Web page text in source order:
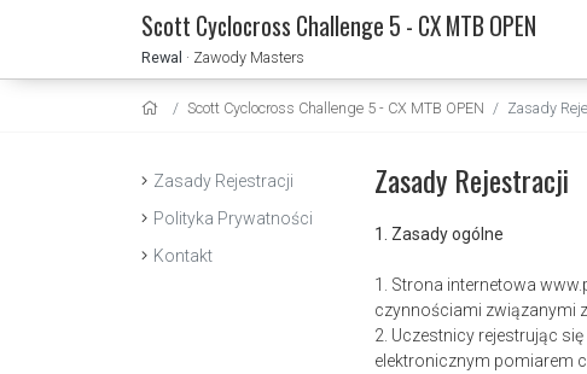
Scott Cyclocross Challenge 5 - CX MTB OPEN
Rewal · Zawody Masters
Scott Cyclocross Challenge 5 - CX MTB OPEN Zasady
Zasady Rejestracji
Polityka Prywatności
Kontakt
Zasady Rejestracji
1. Zasady ogólne
1. Strona internetowa
czynnościami związanymi
2. Uczestnicy rejestrując
elektronicznym pomiarem